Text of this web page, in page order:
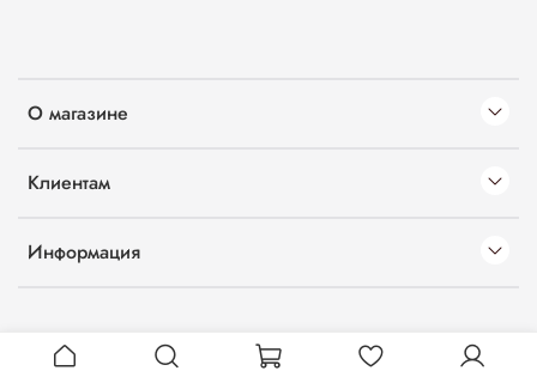
О магазине
Клиентам
Информация